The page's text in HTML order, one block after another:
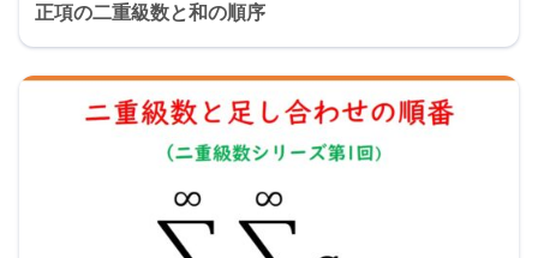
正項の二重級数と和の順序